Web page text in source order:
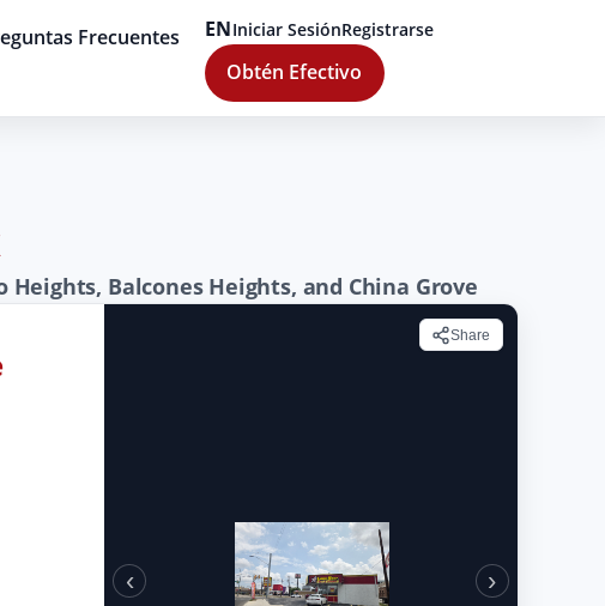
Frecuentes
ENIniciar SesiónRegistrarse
Obtén Efectivo
Balcones Heights, and China Grove
Share
‹ ›